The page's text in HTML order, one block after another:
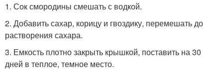
1. Сок смородины смешать с водкой.
2. Добавить сахар, корицу и гвоздику, перемешать до
растворения сахара.
3. Емкость плотно закрыть крышкой, поставить на 30
дней в теплое, темное место.